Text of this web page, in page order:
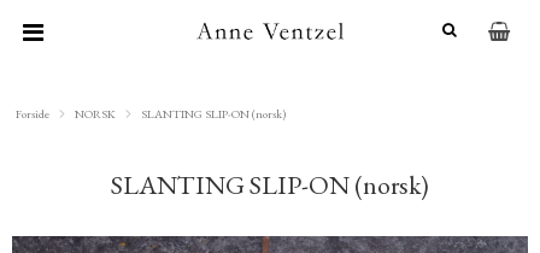
Forside NORSK SLANTING SLIP-ON (norsk)
SLANTING SLIP-ON (norsk)